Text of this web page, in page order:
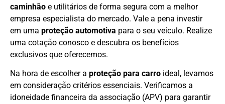
caminhão e utilitários de forma segura com a melhor
empresa especialista do mercado. Vale a pena investir
em uma proteção automotiva para o seu veículo. Realize
uma cotação conosco e descubra os benefícios
exclusivos que oferecemos.
Na hora de escolher a proteção para carro ideal, levamos
em consideração critérios essenciais. Verificamos a
idoneidade financeira da associação (APV) para garantir